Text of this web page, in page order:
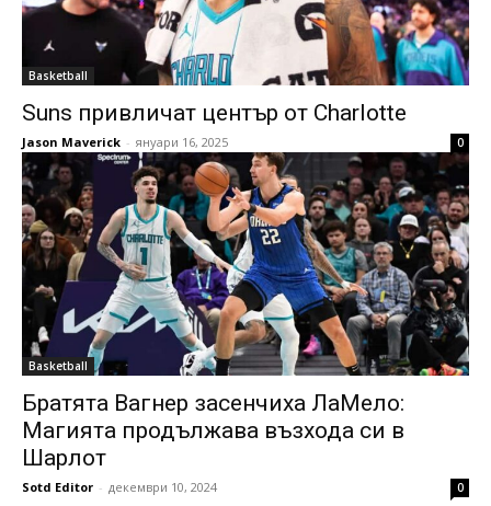
Basketball
Suns привличат център от Charlotte
Jason Maverick - януари 16, 2025 0
Basketball
Братята Вагнер засенчиха ЛаМело:
Магията продължава възхода си в
Шарлот
Sotd Editor - декември 10, 2024 0